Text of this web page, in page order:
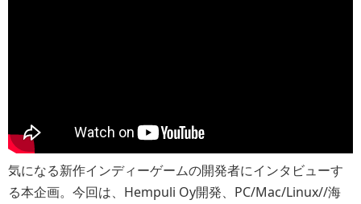
気になる新作インディーゲームの開発者にインタビューす
る本企画。今回は、Hempuli Oy開発、PC/Mac/Linux//海